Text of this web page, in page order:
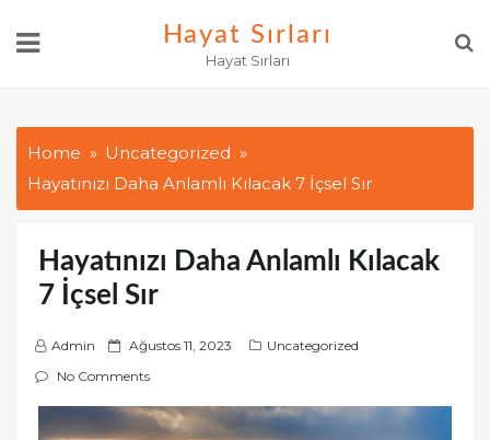
Hayat Sırları
Hayat Sırları
Home
Uncategorized
Hayatınızı Daha Anlamlı Kılacak 7 İçsel Sır
Hayatınızı Daha Anlamlı Kılacak
7 İçsel Sır
Admin
P
o
Ağustos 11, 2023
Uncategorized
No Comments